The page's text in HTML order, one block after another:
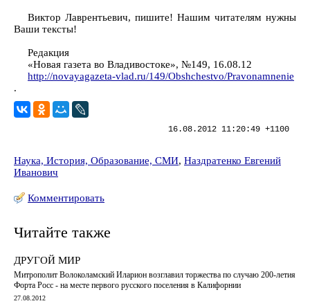
Виктор Лаврентьевич, пишите! Нашим читателям нужны
Ваши тексты!
Редакция
«Новая газета во Владивостоке», №149, 16.08.12
http://novayagazeta-vlad.ru/149/Obshchestvo/Pravonamnenie
.
16.08.2012 11:20:49 +1100
Наука, История, Образование, СМИ, Наздратенко Евгений
Иванович
Комментировать
Читайте также
ДРУГОЙ МИР
Митрополит Волоколамский Иларион возглавил торжества по случаю 200-летия
Форта Росс - на месте первого русского поселения в Калифорнии
27.08.2012